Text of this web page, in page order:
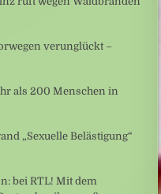
verunglückt –
als 200 Menschen in
„Sexuelle Belästigung“
bei RTL! Mit dem